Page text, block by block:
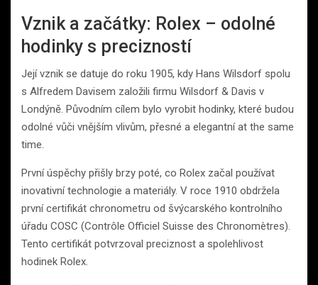
Vznik a začátky: Rolex – odolné
hodinky s precizností
Její vznik se datuje do roku 1905, kdy Hans Wilsdorf spolu
s Alfredem Davisem založili firmu Wilsdorf & Davis v
Londýně. Původním cílem bylo vyrobit hodinky, které budou
odolné vůči vnějším vlivům, přesné a elegantní at the same
time.
První úspěchy přišly brzy poté, co Rolex začal používat
inovativní technologie a materiály. V roce 1910 obdržela
první certifikát chronometru od švýcarského kontrolního
úřadu COSC (Contrôle Officiel Suisse des Chronomètres).
Tento certifikát potvrzoval preciznost a spolehlivost
hodinek Rolex.